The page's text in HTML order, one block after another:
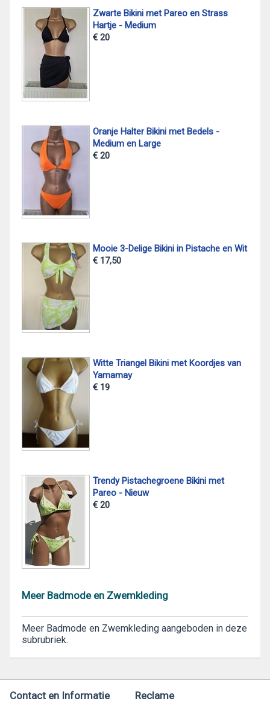
Zwarte Bikini met Pareo en Strass
Hartje - Medium
€ 20
Oranje Halter Bikini met Bedels -
Medium en Large
€ 20
Mooie 3-Delige Bikini in Pistache en Wit
€ 17,50
Witte Triangel Bikini met Koordjes van
Yamamay
€ 19
Trendy Pistachegroene Bikini met
Pareo - Nieuw
€ 20
Meer Badmode en Zwemkleding
Meer Badmode en Zwemkleding aangeboden in deze
subrubriek.
Contact en Informatie Reclame